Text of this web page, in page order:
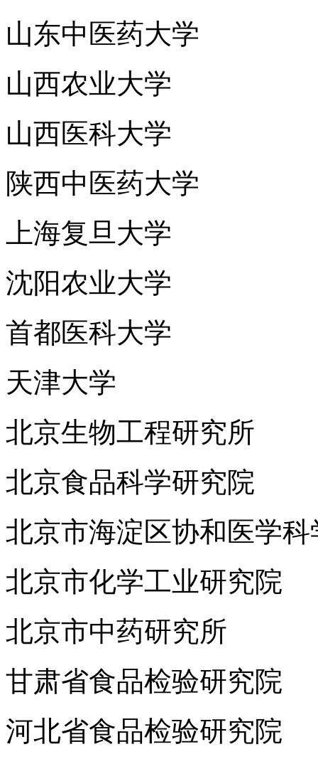
山东中医药大学
山西农业大学
山西医科大学
陕西中医药大学
上海复旦大学
沈阳农业大学
首都医科大学
天津大学
北京生物工程研究所
北京食品科学研究院
北京市海淀区协和医学
北京市化学工业研究院
北京市中药研究所
甘肃省食品检验研究院
河北省食品检验研究院